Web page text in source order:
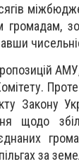
громадам,
Закону
щодо
за